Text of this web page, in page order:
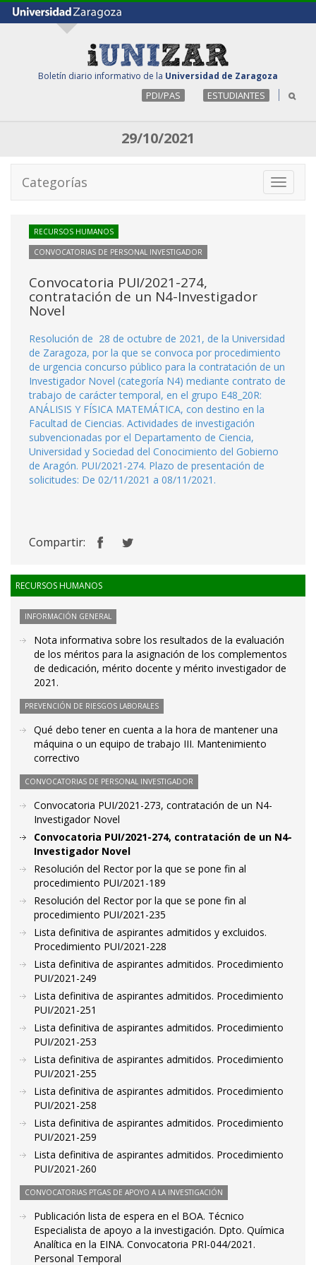
Boletín diario informativo de la Universidad de Zaragoza
PDI/PAS ESTUDIANTES
29/10/2021
Toggle
Categorías
RECURSOS HUMANOS
CONVOCATORIAS DE PERSONAL INVESTIGADOR
Convocatoria PUI/2021-274,
contratación de un N4-Investigador
Novel
Resolución de 28 de octubre de 2021, de la Universidad
de Zaragoza, por la que se convoca por procedimiento
de urgencia concurso público para la contratación de un
Investigador Novel (categoría N4) mediante contrato de
trabajo de carácter temporal, en el grupo E48_20R:
ANÁLISIS Y FÍSICA MATEMÁTICA, con destino en la
Facultad de Ciencias. Actividades de investigación
subvencionadas por el Departamento de Ciencia,
Universidad y Sociedad del Conocimiento del Gobierno
de Aragón. PUI/2021-274. Plazo de presentación de
solicitudes: De 02/11/2021 a 08/11/2021.
Compartir:
RECURSOS HUMANOS
INFORMACIÓN GENERAL
Nota informativa sobre los resultados de la evaluación
de los méritos para la asignación de los complementos
de dedicación, mérito docente y mérito investigador de
2021.
PREVENCIÓN DE RIESGOS LABORALES
Qué debo tener en cuenta a la hora de mantener una
máquina o un equipo de trabajo III. Mantenimiento
correctivo
CONVOCATORIAS DE PERSONAL INVESTIGADOR
Convocatoria PUI/2021-273, contratación de un N4-
Investigador Novel
Convocatoria PUI/2021-274, contratación de un N4-
Investigador Novel
Resolución del Rector por la que se pone fin al
procedimiento PUI/2021-189
Resolución del Rector por la que se pone fin al
procedimiento PUI/2021-235
Lista definitiva de aspirantes admitidos y excluidos.
Procedimiento PUI/2021-228
Lista definitiva de aspirantes admitidos. Procedimiento
PUI/2021-249
Lista definitiva de aspirantes admitidos. Procedimiento
PUI/2021-251
Lista definitiva de aspirantes admitidos. Procedimiento
PUI/2021-253
Lista definitiva de aspirantes admitidos. Procedimiento
PUI/2021-255
Lista definitiva de aspirantes admitidos. Procedimiento
PUI/2021-258
Lista definitiva de aspirantes admitidos. Procedimiento
PUI/2021-259
Lista definitiva de aspirantes admitidos. Procedimiento
PUI/2021-260
CONVOCATORIAS PTGAS DE APOYO A LA INVESTIGACIÓN
Publicación lista de espera en el BOA. Técnico
Especialista de apoyo a la investigación. Dpto. Química
Analítica en la EINA. Convocatoria PRI-044/2021.
Personal Temporal